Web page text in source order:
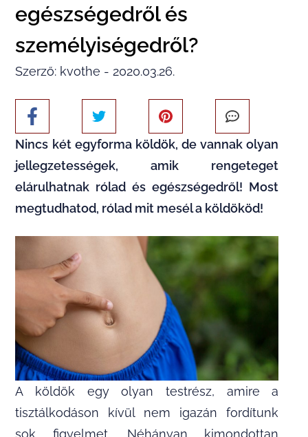
egészségedről és
személyiségedről?
Szerző: kvothe - 2020.03.26.
Nincs két egyforma köldök, de vannak olyan
jellegzetességek, amik rengeteget
elárulhatnak rólad és egészségedről! Most
megtudhatod, rólad mit mesél a köldököd!
A köldök egy olyan testrész, amire a
tisztálkodáson kívül nem igazán fordítunk
sok figyelmet. Néhányan kimondottan